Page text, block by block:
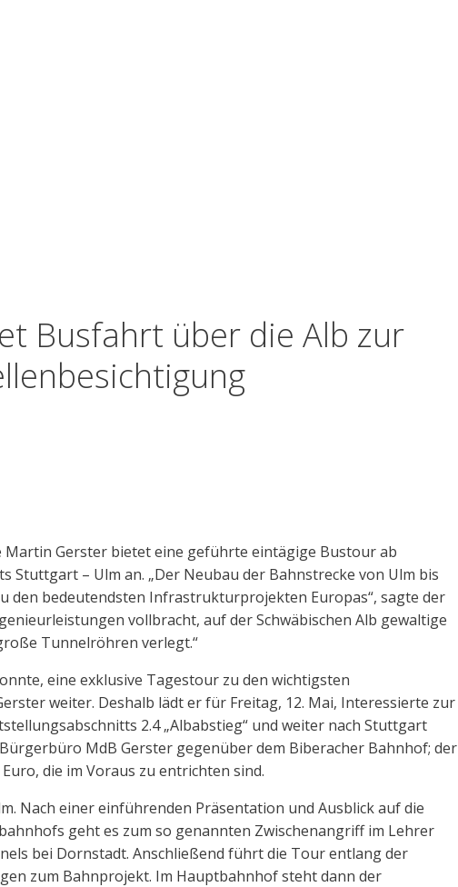
Busfahrt über die Alb zur
Gerster bietet eine geführte eintägige Bustour ab
Stuttgart – Ulm an. „Der Neubau der Bahnstrecke von Ulm bis
den bedeutendsten Infrastrukturprojekten Europas“, sagte der
vollbracht, auf der Schwäbischen Alb gewaltige
Tunnelröhren verlegt.“
eine exklusive Tagestour zu den wichtigsten
weiter. Deshalb lädt er für Freitag, 12. Mai, Interessierte zur
2.4 „Albabstieg“ und weiter nach Stuttgart
MdB Gerster gegenüber dem Biberacher Bahnhof; der
die im Voraus zu entrichten sind.
Nach einer einführenden Präsentation und Ausblick auf die
geht es zum so genannten Zwischenangriff im Lehrer
bei Dornstadt. Anschließend führt die Tour entlang der
zum Bahnprojekt. Im Hauptbahnhof steht dann der